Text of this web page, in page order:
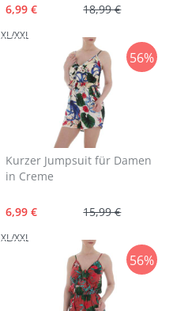
18,99 €
6,99 €
XL/XXL
56%
Kurzer Jumpsuit für Damen
in Creme
15,99 €
6,99 €
XL/XXL
56%